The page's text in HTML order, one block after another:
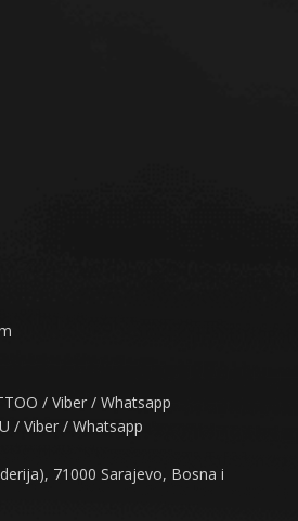
/ Viber / Whatsapp
/ Viber / Whatsapp
71000 Sarajevo, Bosna i